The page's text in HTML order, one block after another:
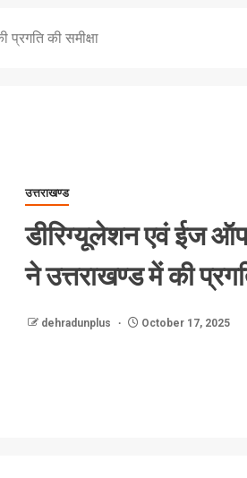
की समीक्षा
उत्तराखण्ड
डीरिग्यूलेशन एवं ईज
ने उत्तराखण्ड में की
dehradunplus October 17, 2025